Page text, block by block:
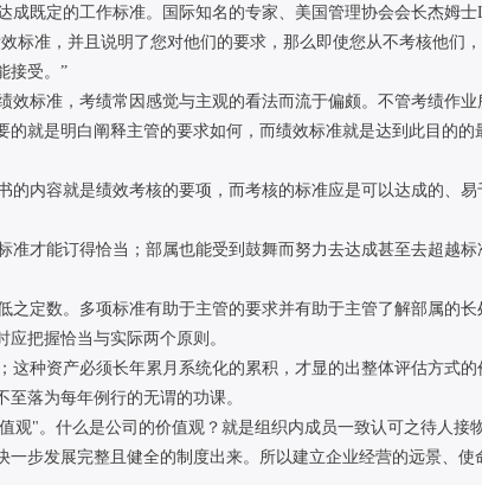
既定的工作标准。国际知名的专家、美国管理协会会长杰姆士
标准，并且说明了您对他们的要求，那么即使您从不考核他们
接受。”
标准，考绩常因感觉与主观的看法而流于偏颇。不管考绩作业
就是明白阐释主管的要求如何，而绩效标准就是达到此目的的
内容就是绩效考核的要项，而考核的标准应是可以达成的、易
才能订得恰当；部属也能受到鼓舞而努力去达成甚至去超越标
定数。多项标准有助于主管的要求并有助于主管了解部属的长
把握恰当与实际两个原则。
种资产必须长年累月系统化的累积，才显的出整体评估方式的
落为每年例行的无谓的功课。
观"。什么是公司的价值观？就是组织内成员一致认可之待人接
步发展完整且健全的制度出来。所以建立企业经营的远景、使